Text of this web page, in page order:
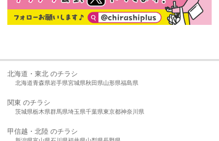
北海道・東北 のチラシ
北海道青森県岩手県宮城県秋田県山形県福島県
関東 のチラシ
茨城県栃木県群馬県埼玉県千葉県東京都神奈川県
甲信越・北陸 のチラシ